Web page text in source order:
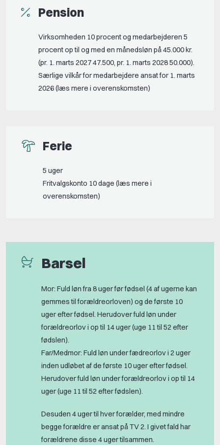
Pension
Virksomheden 10 procent og medarbejderen 5
procent op til og med en månedsløn på 45.000 kr.
(pr. 1. marts 2027 47.500, pr. 1. marts 2028 50.000).
Særlige vilkår for medarbejdere ansat for 1. marts
2026 (læs mere i overenskomsten)
Ferie
5 uger
Fritvalgskonto 10 dage (læs mere i
overenskomsten)
Barsel
Mor: Fuld løn fra 8 uger før fødsel (4 af ugerne kan
gemmes til forældreorloven) og de første 10
uger efter fødsel. Herudover fuld løn under
forældreorlov i op til 14 uger (uge 11 til 52 efter
fødslen).
Far/Medmor: Fuld løn under fædreorlov i 2 uger
inden udløbet af de første 10 uger efter fødsel.
Herudover fuld løn under forældreorlov i op til 14
uger (uge 11 til 52 efter fødslen).
Desuden 4 uger til hver forælder, med mindre
begge forældre er ansat på TV 2. I givet fald har
forældrene disse 4 uger tilsammen.